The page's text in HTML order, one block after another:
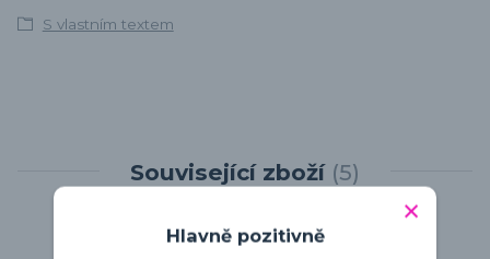
S vlastním textem
Související zboží 5
Hlavně pozitivně